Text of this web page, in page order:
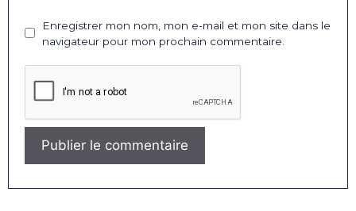
Enregistrer mon nom, mon e-mail et mon site dans le
navigateur pour mon prochain commentaire.